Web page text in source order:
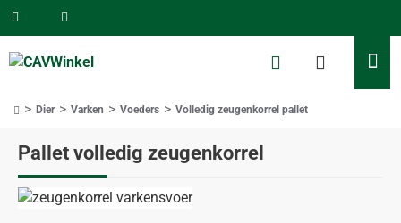
Pallet volledig zeugenkorrel
Dier Varken Voeders Volledig zeugenkorrel pallet